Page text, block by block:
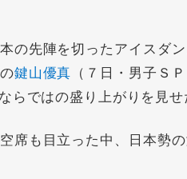
の先陣を切ったアイスダ
鍵山優真 （７日・男子Ｓ
ではの盛り上がりを見せ
席も目立った中、日本勢